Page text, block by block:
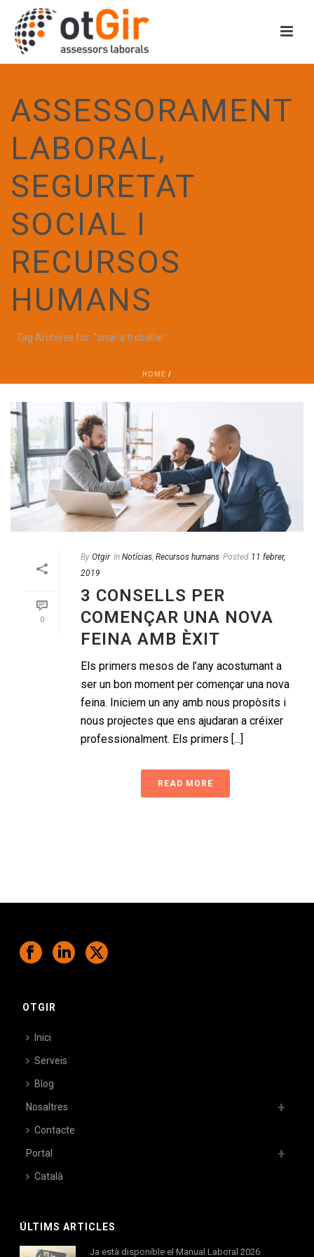
ASSESSORAMENT
LABORAL,
SEGURETAT
SOCIAL I
RECURSOS
HUMANS
Tag Archives for: "anar a treballar"
HOME /
0
By Otgir In Notícias Recursos humans Posted 11 febrer,
2019
3 CONSELLS PER
COMENÇAR UNA NOVA
FEINA AMB ÈXIT
Els primers mesos de l’any acostumant a
ser un bon moment per començar una nova
feina. Iniciem un any amb nous propòsits i
nous projectes que ens ajudaran a créixer
professionalment. Els primers [...]
READ MORE
OTGIR
Inici
Serveis
Blog
Nosaltres
Contacte
Portal
Català
ÚLTIMS ARTICLES
Ja està disponible el Manual Laboral 2026